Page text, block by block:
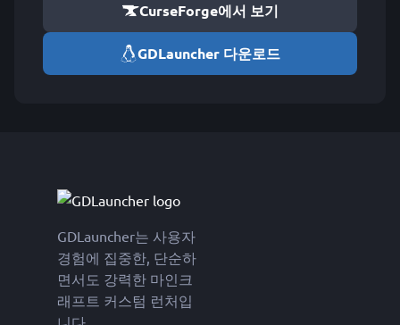
CurseForge에서 보기
GDLauncher 다운로드
GDLauncher는 사용자
경험에 집중한, 단순하
면서도 강력한 마인크
래프트 커스텀 런처입
니다.